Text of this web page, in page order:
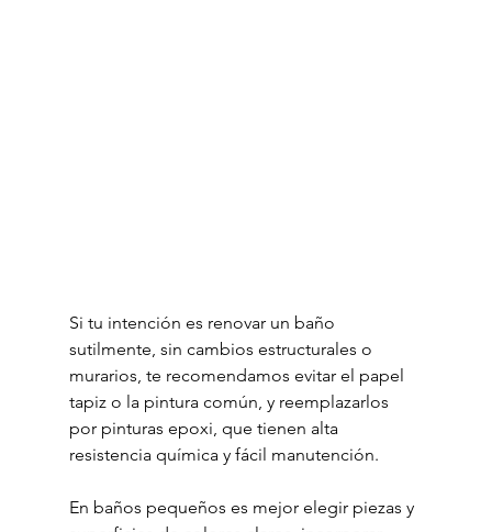
Si tu intención es renovar un baño
sutilmente, sin cambios estructurales o
murarios, te recomendamos evitar el papel
tapiz o la pintura común, y reemplazarlos
por pinturas epoxi, que tienen alta
resistencia química y fácil manutención.
En baños pequeños es mejor elegir piezas y